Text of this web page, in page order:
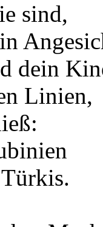
sind,
dein
Linien,